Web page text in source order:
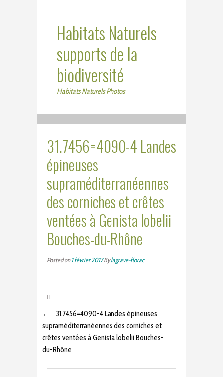
Habitats Naturels
supports de la
biodiversité
Habitats Naturels Photos
31.7456=4090-4 Landes
épineuses
supraméditerranéennes
des corniches et crêtes
ventées à Genista lobelii
Bouches-du-Rhône
Posted on 1 février 2017Bylagrave-florac
←
31.7456=4090-4 Landes épineuses
supraméditerranéennes des corniches et
crêtes ventées à Genista lobelii Bouches-
du-Rhône